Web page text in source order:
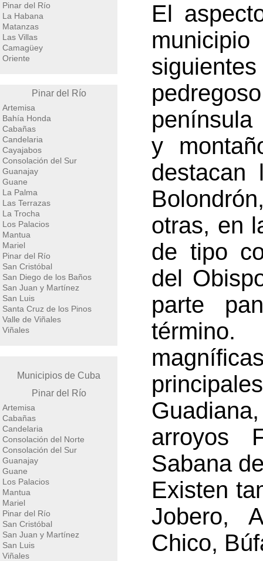
Pinar del Río
La Habana
Matanzas
Las Villas
Camagüey
Oriente
Pinar del Río
Artemisa
Bahía Honda
Cabañas
Candelaria
Cayajabos
Consolación del Sur
Guanajay
Guane
La Palma
Las Terrazas
La Trocha
Los Palacios
Mantua
Mariel
Pinar del Río
San Cristóbal
San Diego de los Baños
San Juan y Martínez
San Luis
Santa Cruz de los Pinos
Valle de Viñales
Viñales
Municipios de Cuba
Pinar del Río
Artemisa
Cabañas
Candelaria
Consolación del Norte
Consolación del Sur
Guanajay
Guane
Los Palacios
Mantua
Mariel
Pinar del Río
San Cristóbal
San Juan y Martínez
San Luis
Viñales
El
península
y
destacan
otras, en
de tipo
del
parte
arroyos
Sabana
Existen
Jobero,
Chico,